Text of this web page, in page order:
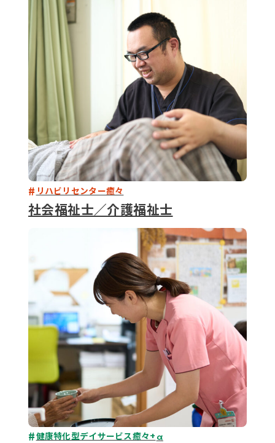
ENTRY
リハビリセンター癒々
社会福祉士／介護福祉士
健康特化型デイサービス癒々+α